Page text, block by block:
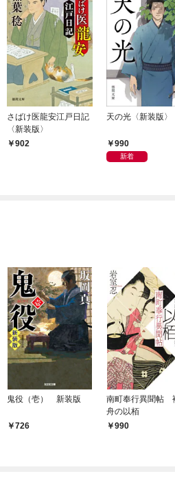
さばけ医龍安江戸日記
〈新装版〉
902
天の光〈新装版〉
990
新着
鬼役（壱） 新装版
726
南町奉行異聞帖
舟の以栢
990